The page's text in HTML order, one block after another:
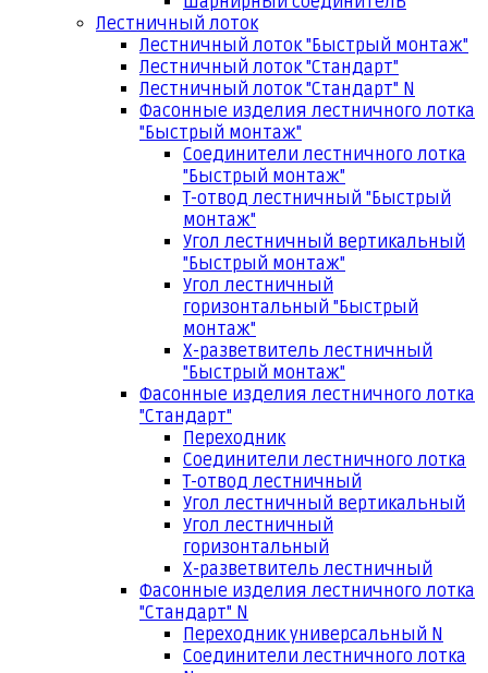
Лестничный лоток
Лестничный лоток "Быстрый монтаж"
Лестничный лоток "Стандарт"
Лестничный лоток "Стандарт" N
Фасонные изделия лестничного лотка
"Быстрый монтаж"
Соединители лестничного лотка
"Быстрый монтаж"
Т-отвод лестничный "Быстрый
монтаж"
Угол лестничный вертикальный
"Быстрый монтаж"
Угол лестничный
горизонтальный "Быстрый
монтаж"
Х-разветвитель лестничный
"Быстрый монтаж"
Фасонные изделия лестничного лотка
"Стандарт"
Переходник
Соединители лестничного лотка
Т-отвод лестничный
Угол лестничный вертикальный
Угол лестничный
горизонтальный
Х-разветвитель лестничный
Фасонные изделия лестничного лотка
"Стандарт" N
Переходник универсальный N
Соединители лестничного лотка